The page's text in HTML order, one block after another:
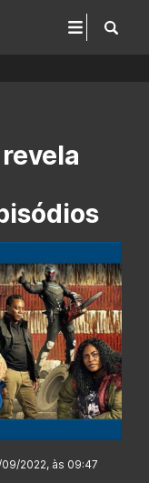
2022, às 09:47